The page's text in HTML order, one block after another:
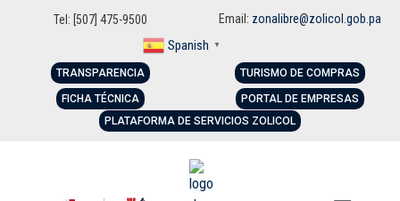
Tel: [507] 475-9500 Email: zonalibre@zolicol.gob.pa
Spanish ▼
TRANSPARENCIA
FICHA TÉCNICA
TURISMO DE COMPRAS
PORTAL DE EMPRESAS
PLATAFORMA DE SERVICIOS ZOLICOL